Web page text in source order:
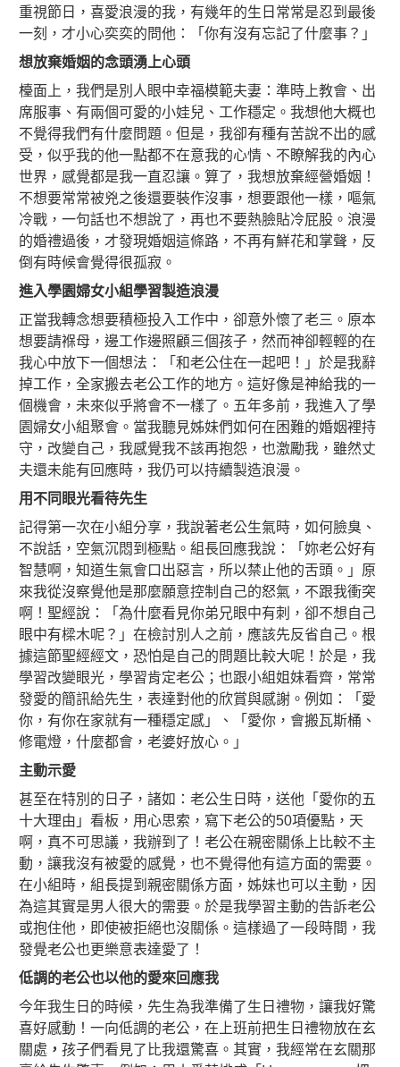
重視節日，喜愛浪漫的我，有幾年的生日常常是忍到最後
一刻，才小心奕奕的問他：「你有沒有忘記了什麼事？」
想放棄婚姻的念頭湧上心頭
檯面上，我們是別人眼中幸福模範夫妻：準時上教會、出
席服事、有兩個可愛的小娃兒、工作穩定。我想他大概也
不覺得我們有什麼問題。但是，我卻有種有苦說不出的感
受，似乎我的他一點都不在意我的心情、不瞭解我的內心
世界，感覺都是我一直忍讓。算了，我想放棄經營婚姻！
不想要常常被兇之後還要裝作沒事，想要跟他一樣，嘔氣
冷戰，一句話也不想說了，再也不要熱臉貼冷屁股。浪漫
的婚禮過後，才發現婚姻這條路，不再有鮮花和掌聲，反
倒有時候會覺得很孤寂。
進入學園婦女小組學習製造浪漫
正當我轉念想要積極投入工作中，卻意外懷了老三。原本
想要請褓母，邊工作邊照顧三個孩子，然而神卻輕輕的在
我心中放下一個想法：「和老公住在一起吧！」於是我辭
掉工作，全家搬去老公工作的地方。這好像是神給我的一
個機會，未來似乎將會不一樣了。五年多前，我進入了學
園婦女小組聚會。當我聽見姊妹們如何在困難的婚姻裡持
守，改變自己，我感覺我不該再抱怨，也激勵我，雖然丈
夫還未能有回應時，我仍可以持續製造浪漫。
用不同眼光看待先生
記得第一次在小組分享，我說著老公生氣時，如何臉臭、
不說話，空氣沉悶到極點。組長回應我說：「妳老公好有
智慧啊，知道生氣會口出惡言，所以禁止他的舌頭。」原
來我從沒察覺他是那麼願意控制自己的怒氣，不跟我衝突
啊！聖經說：「為什麼看見你弟兄眼中有刺，卻不想自己
眼中有樑木呢？」在檢討別人之前，應該先反省自己。根
據這節聖經經文，恐怕是自己的問題比較大呢！於是，我
學習改變眼光，學習肯定老公；也跟小組姐妹看齊，常常
發愛的簡訊給先生，表達對他的欣賞與感謝。例如：「愛
你，有你在家就有一種穩定感」、「愛你，會搬瓦斯桶、
修電燈，什麼都會，老婆好放心。」
主動示愛
甚至在特別的日子，諸如：老公生日時，送他「愛你的五
十大理由」看板，用心思索，寫下老公的50項優點，天
啊，真不可思議，我辦到了！老公在親密關係上比較不主
動，讓我沒有被愛的感覺，也不覺得他有這方面的需要。
在小組時，組長提到親密關係方面，姊妹也可以主動，因
為這其實是男人很大的需要。於是我學習主動的告訴老公
或抱住他，即使被拒絕也沒關係。這樣過了一段時間，我
發覺老公也更樂意表達愛了！
低調的老公也以他的愛來回應我
今年我生日的時候，先生為我準備了生日禮物，讓我好驚
喜好感動！一向低調的老公，在上班前把生日禮物放在玄
關處 ， 孩子們看見了比我還驚喜。其實，我經常在玄關那